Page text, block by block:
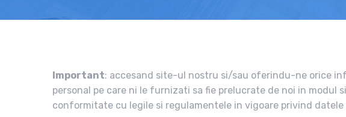
Important: accesand site-ul nostru si/sau oferindu-ne orice
personal pe care ni le furnizati sa fie prelucrate de noi in
conformitate cu legile si regulamentele in vigoare privind datele